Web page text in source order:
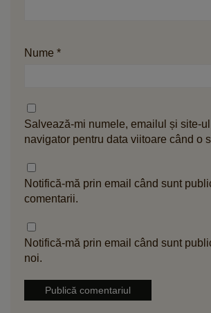
Nume *
Salvează-mi numele, emailul și site-
navigator pentru data viitoare când o
Notifică-mă prin email când sunt
comentarii.
Notifică-mă prin email când sunt
noi.